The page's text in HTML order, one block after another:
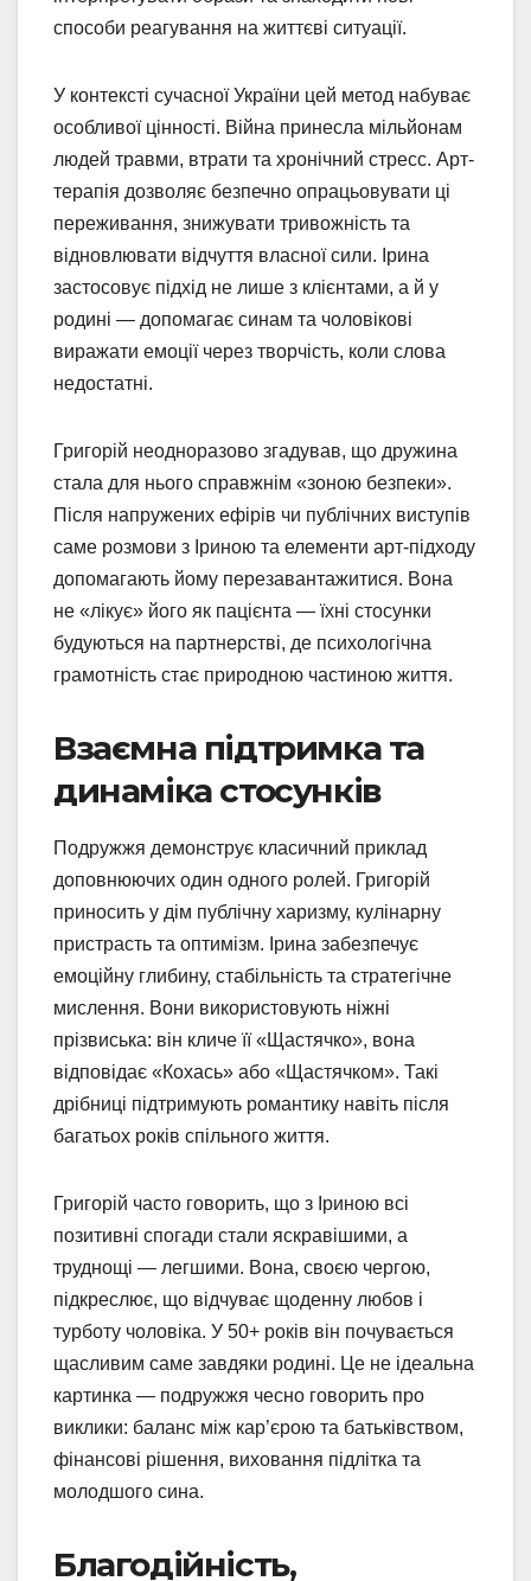
способи реагування на життєві ситуації.
У контексті сучасної України цей метод набуває
особливої цінності. Війна принесла мільйонам
людей травми, втрати та хронічний стресс. Арт-
терапія дозволяє безпечно опрацьовувати ці
переживання, знижувати тривожність та
відновлювати відчуття власної сили. Ірина
застосовує підхід не лише з клієнтами, а й у
родині — допомагає синам та чоловікові
виражати емоції через творчість, коли слова
недостатні.
Григорій неодноразово згадував, що дружина
стала для нього справжнім «зоною безпеки».
Після напружених ефірів чи публічних виступів
саме розмови з Іриною та елементи арт-підходу
допомагають йому перезавантажитися. Вона
не «лікує» його як пацієнта — їхні стосунки
будуються на партнерстві, де психологічна
грамотність стає природною частиною життя.
Взаємна підтримка та
динаміка стосунків
Подружжя демонструє класичний приклад
доповнюючих один одного ролей. Григорій
приносить у дім публічну харизму, кулінарну
пристрасть та оптимізм. Ірина забезпечує
емоційну глибину, стабільність та стратегічне
мислення. Вони використовують ніжні
прізвиська: він кличе її «Щастячко», вона
відповідає «Кохась» або «Щастячком». Такі
дрібниці підтримують романтику навіть після
багатьох років спільного життя.
Григорій часто говорить, що з Іриною всі
позитивні спогади стали яскравішими, а
труднощі — легшими. Вона, своєю чергою,
підкреслює, що відчуває щоденну любов і
турботу чоловіка. У 50+ років він почувається
щасливим саме завдяки родині. Це не ідеальна
картинка — подружжя чесно говорить про
виклики: баланс між кар’єрою та батьківством,
фінансові рішення, виховання підлітка та
молодшого сина.
Благодійність,